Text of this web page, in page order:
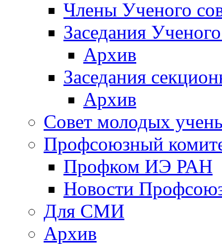
Члены Ученого
Заседания
Архив
Заседания
Архив
Совет молодых
Профсоюзный
Профком ИЭ РАН
Новости
Для СМИ
Архив